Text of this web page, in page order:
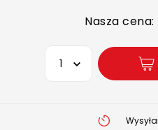
Nasza cena:
Wybierz opcję